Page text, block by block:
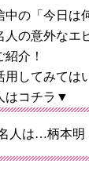
の「今日は
人の意外なエ
介！
してみては
はコチラ▼
人は…柄本明